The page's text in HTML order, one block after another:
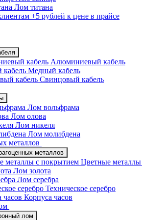
Лом титана
Алюминиевый кабель
Медный кабель
Свинцовый кабель
Лом вольфрама
Лом олова
Лом никеля
Лом молибдена
металлов
металлов
Цветные
Лом золота
Лом серебра
Техническое серебро
Корпуса часов
лом